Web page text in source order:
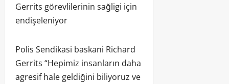
Gerrits görevlilerinin sağligi için
endişeleniyor
Polis Sendikasi baskani Richard
Gerrits “Hepimiz insanların daha
agresif hale geldiğini biliyoruz ve